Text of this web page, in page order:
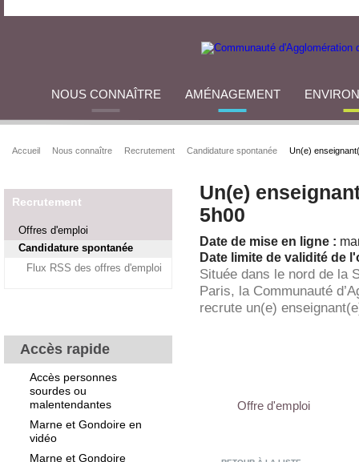
NOUS CONNAÎTRE AMÉNAGEMENT
Accueil Nous connaître Recrutement Candidature spontanée Un(e)
Recrutement
Offres d'emploi
Candidature spontanée
Flux RSS des offres d'emploi
Accès rapide
Accès personnes
sourdes ou
malentendantes
Marne et Gondoire en
vidéo
Marne et Gondoire
Un(e)
5h00
Date de mise en ligne :
Date limite de validité de
Située dans le nord de la
Paris, la Communauté
recrute un(e)
Offre d'emploi